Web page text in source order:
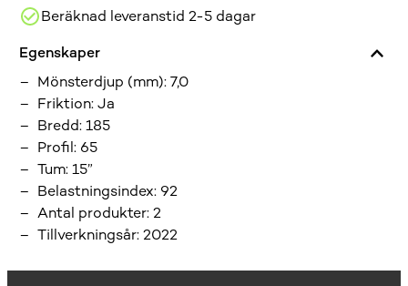
Beräknad leveranstid 2-5 dagar
Egenskaper
Mönsterdjup (mm):7,0
Friktion:Ja
Bredd:185
Profil: 65
Tum:15”
Belastningsindex: 92
Antal produkter:2
Tillverkningsår:2022